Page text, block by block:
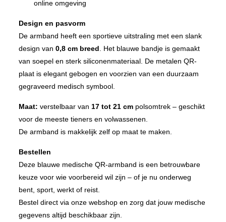
online omgeving
Design en pasvorm
De armband heeft een sportieve uitstraling met een slank
design van 0,8 cm breed . Het blauwe bandje is gemaakt
van soepel en sterk siliconenmateriaal. De metalen QR-
plaat is elegant gebogen en voorzien van een duurzaam
gegraveerd medisch symbool.
Maat: verstelbaar van 17 tot 21 cmpolsomtrek – geschikt
voor de meeste tieners en volwassenen.
De armband is makkelijk zelf op maat te maken.
Bestellen
Deze blauwe medische QR-armband is een betrouwbare
keuze voor wie voorbereid wil zijn – of je nu onderweg
bent, sport, werkt of reist.
Bestel direct via onze webshop en zorg dat jouw medische
gegevens altijd beschikbaar zijn.